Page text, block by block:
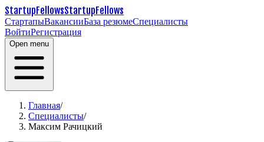
StartupFellowsStartupFellows
СтартапыВакансииБаза резюмеСпециалисты
ВойтиРегистрация
Open menu
Главная/
Специалисты/
Максим Рачицкий